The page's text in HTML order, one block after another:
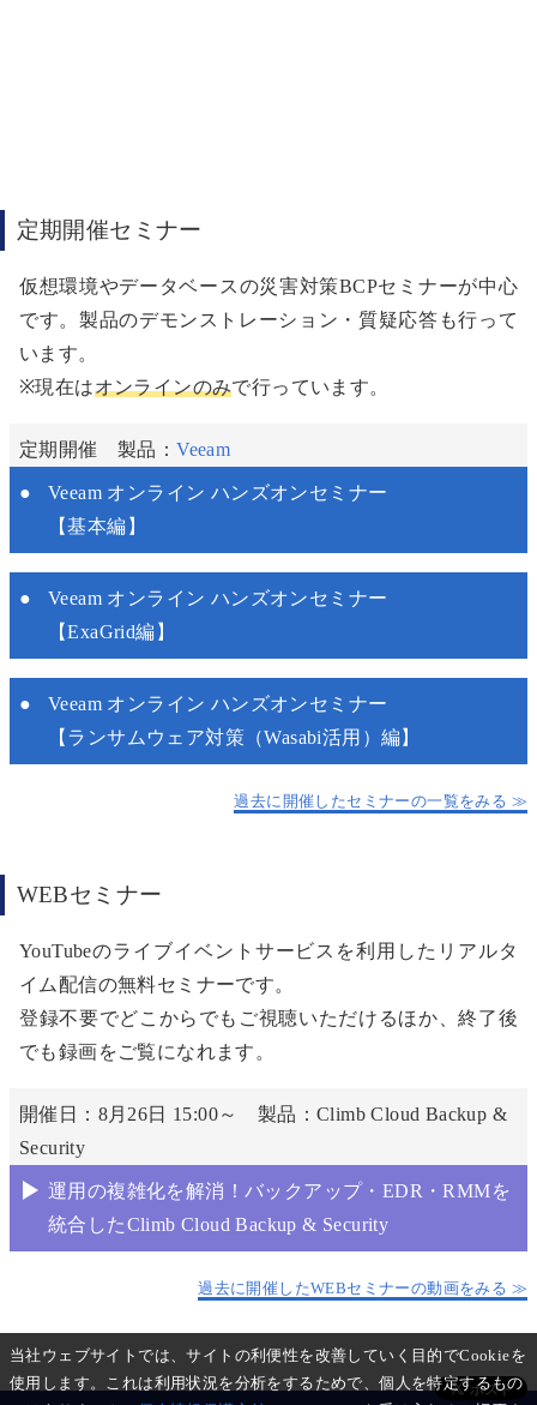
定期開催セミナー
仮想環境やデータベースの災害対策BCPセミナーが中心
です。製品のデモンストレーション・質疑応答も行って
います。
※現在はオンラインのみで行っています。
定期開催 製品：Veeam
Veeam オンライン ハンズオンセミナー
【基本編】
Veeam オンライン ハンズオンセミナー
【ExaGrid編】
Veeam オンライン ハンズオンセミナー
【ランサムウェア対策（Wasabi活用）編】
過去に開催したセミナーの一覧をみる ≫
WEBセミナー
YouTubeのライブイベントサービスを利用したリアルタ
イム配信の無料セミナーです。
登録不要でどこからでもご視聴いただけるほか、終了後
でも録画をご覧になれます。
開催日：8月26日 15:00～ 製品：Climb Cloud Backup &
Security
運用の複雑化を解消！バックアップ・EDR・RMMを
統合したClimb Cloud Backup & Security
過去に開催したWEBセミナーの動画をみる ≫
当社ウェブサイトでは、サイトの利便性を改善していく目的でCookieを
使用します。これは利用状況を分析をするためで、個人を特定するもの